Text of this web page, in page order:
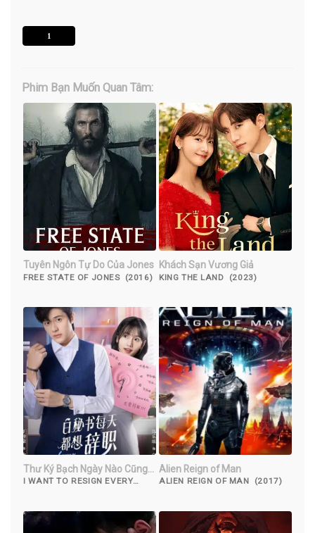
1
Phim Bạn Muốn Quan Tâm:
Tuyên Ngôn Tự Do Của Jones
FREE STATE OF JONES (2016)
Khách Sạn Vương Giả
KING THE LAND (2023)
Thư Ký Bạch Ngày Nào Cũng
Muốn Từ Chức
I WANT TO RESIGN EVERY
Alien Reign of Man
ALIEN REIGN OF MAN (2017)